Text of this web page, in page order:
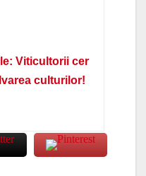
Viticultorii cer
culturilor!